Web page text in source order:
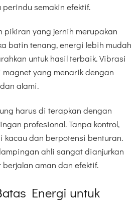
semakin efektif.
pikiran yang jernih merupakan
batin tenang, energi lebih mudah
untuk hasil terbaik. Vibrasi
yang menarik dengan
alami.
harus di terapkan dengan
profesional. Tanpa kontrol,
kacau dan berpotensi benturan.
ahli sangat dianjurkan
aman dan efektif.
Energi untuk